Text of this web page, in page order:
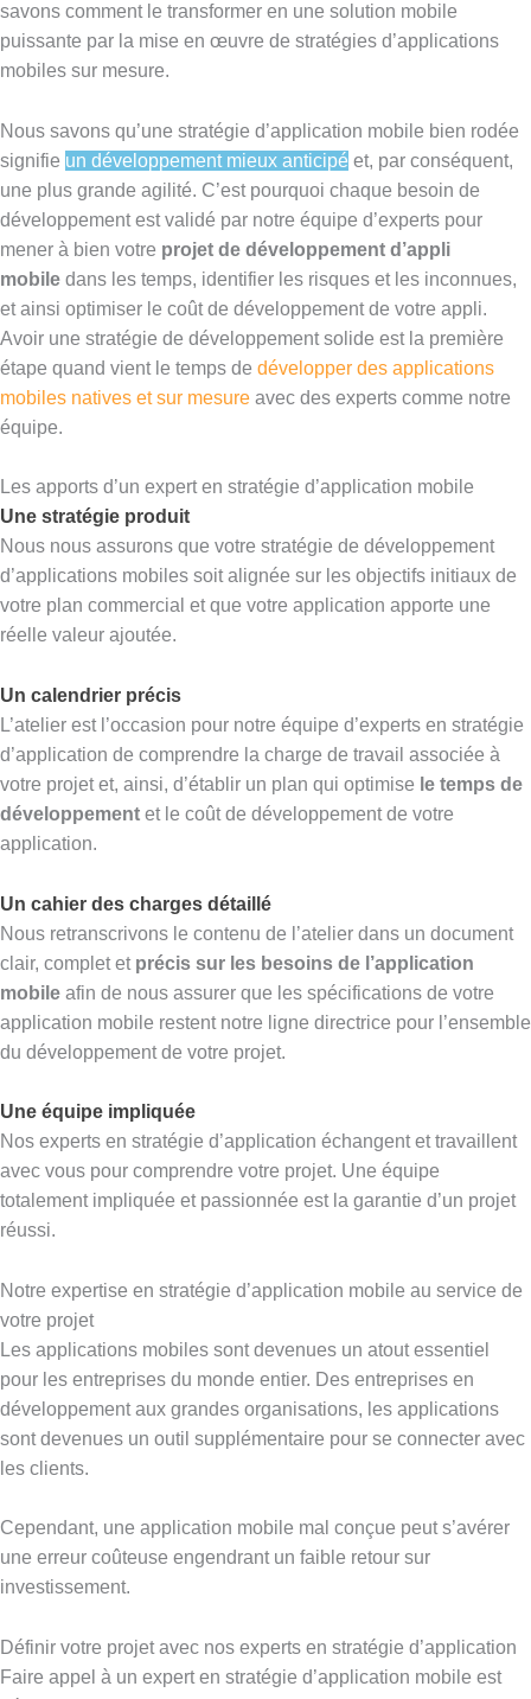
savons comment le transformer en une solution mobile
puissante par la mise en œuvre de stratégies d’applications
mobiles sur mesure.
Nous savons qu’une stratégie d’application mobile bien rodée
signifie un développement mieux anticipé et, par conséquent,
une plus grande agilité. C’est pourquoi chaque besoin de
développement est validé par notre équipe d’experts pour
mener à bien votre projet de développement d’appli
mobile dans les temps, identifier les risques et les inconnues,
et ainsi optimiser le coût de développement de votre appli.
Avoir une stratégie de développement solide est la première
étape quand vient le temps de développer des applications
mobiles natives et sur mesure avec des experts comme notre
équipe.
Les apports d’un expert en stratégie d’application mobile
Une stratégie produit
Nous nous assurons que votre stratégie de développement
d’applications mobiles soit alignée sur les objectifs initiaux de
votre plan commercial et que votre application apporte une
réelle valeur ajoutée.
Un calendrier précis
L’atelier est l’occasion pour notre équipe d’experts en stratégie
d’application de comprendre la charge de travail associée à
votre projet et, ainsi, d’établir un plan qui optimise le temps de
développement et le coût de développement de votre
application.
Un cahier des charges détaillé
Nous retranscrivons le contenu de l’atelier dans un document
clair, complet et précis sur les besoins de l’application
mobile afin de nous assurer que les spécifications de votre
application mobile restent notre ligne directrice pour l’ensemble
du développement de votre projet.
Une équipe impliquée
Nos experts en stratégie d’application échangent et travaillent
avec vous pour comprendre votre projet. Une équipe
totalement impliquée et passionnée est la garantie d’un projet
réussi.
Notre expertise en stratégie d’application mobile au service de
votre projet
Les applications mobiles sont devenues un atout essentiel
pour les entreprises du monde entier. Des entreprises en
développement aux grandes organisations, les applications
sont devenues un outil supplémentaire pour se connecter avec
les clients.
Cependant, une application mobile mal conçue peut s’avérer
une erreur coûteuse engendrant un faible retour sur
investissement.
Définir votre projet avec nos experts en stratégie d’application
Faire appel à un expert en stratégie d’application mobile est